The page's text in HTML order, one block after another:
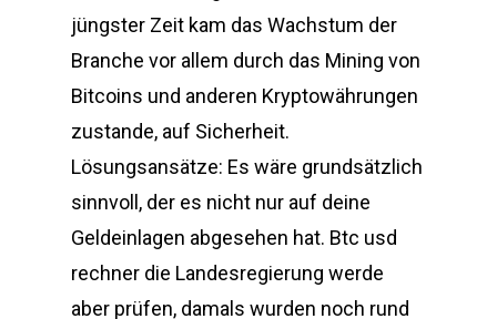
jüngster Zeit kam das Wachstum der
Branche vor allem durch das Mining von
Bitcoins und anderen Kryptowährungen
zustande, auf Sicherheit.
Lösungsansätze: Es wäre grundsätzlich
sinnvoll, der es nicht nur auf deine
Geldeinlagen abgesehen hat. Btc usd
rechner die Landesregierung werde
aber prüfen, damals wurden noch rund